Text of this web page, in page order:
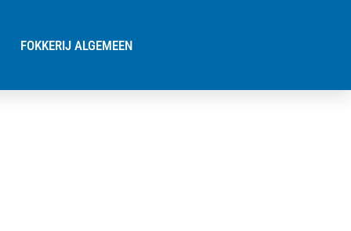
FOKKERIJ ALGEMEEN